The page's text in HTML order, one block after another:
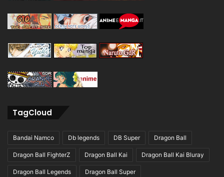
TagCloud
Bandai Namco Db legends DB Super Dragon Ball
Dragon Ball FighterZ Dragon Ball Kai Dragon Ball Kai Bluray
Dragon Ball Legends Dragon Ball Super